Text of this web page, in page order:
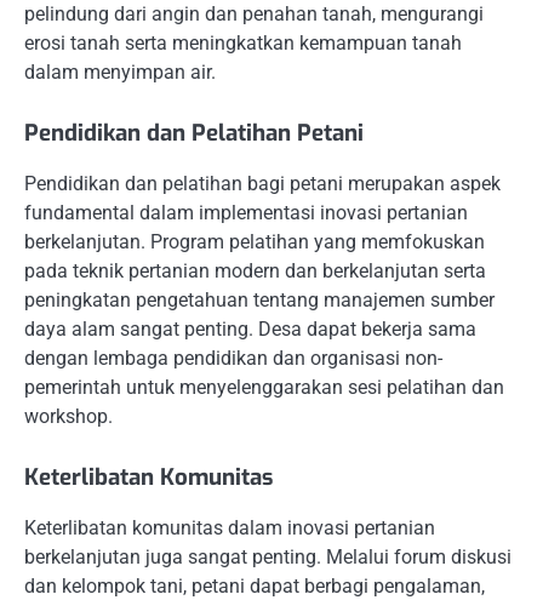
pelindung dari angin dan penahan tanah, mengurangi
erosi tanah serta meningkatkan kemampuan tanah
dalam menyimpan air.
Pendidikan dan Pelatihan Petani
Pendidikan dan pelatihan bagi petani merupakan aspek
fundamental dalam implementasi inovasi pertanian
berkelanjutan. Program pelatihan yang memfokuskan
pada teknik pertanian modern dan berkelanjutan serta
peningkatan pengetahuan tentang manajemen sumber
daya alam sangat penting. Desa dapat bekerja sama
dengan lembaga pendidikan dan organisasi non-
pemerintah untuk menyelenggarakan sesi pelatihan dan
workshop.
Keterlibatan Komunitas
Keterlibatan komunitas dalam inovasi pertanian
berkelanjutan juga sangat penting. Melalui forum diskusi
dan kelompok tani, petani dapat berbagi pengalaman,